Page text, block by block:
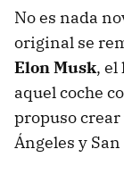
No es nada
original se
Elon Musk, el
aquel coche
propuso
Ángeles y